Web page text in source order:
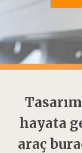
hayata
araç